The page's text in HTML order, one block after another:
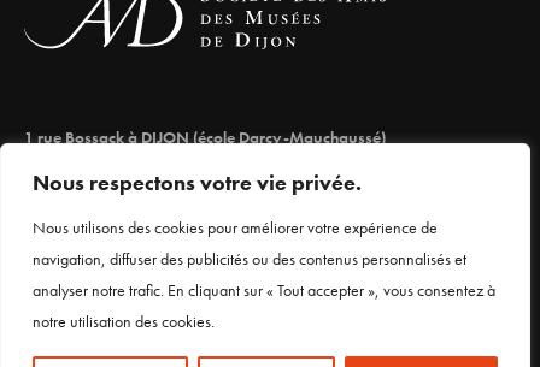
Nous respectons votre vie privée.
Nous utilisons des cookies pour améliorer votre expérience de
navigation, diffuser des publicités ou des contenus personnalisés et
analyser notre trafic. En cliquant sur « Tout accepter », vous consentez à
notre utilisation des cookies.
1 rue Bossack à DIJON (école Darcy-Mauchaussé)
03 80 66 71 98
Mentions légales